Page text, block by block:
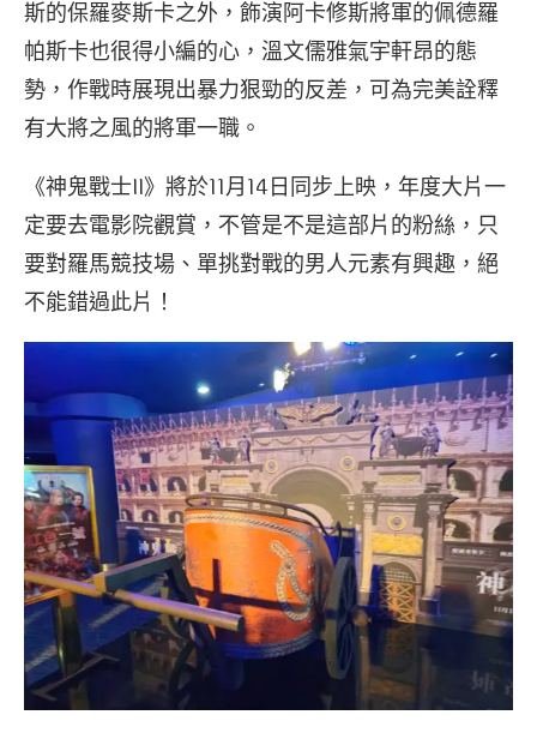
斯的保羅麥斯卡之外，飾演阿卡修斯將軍的佩德羅
帕斯卡也很得小編的心，溫文儒雅氣宇軒昂的態
勢，作戰時展現出暴力狠勁的反差，可為完美詮釋
有大將之風的將軍一職。
《神鬼戰士II》將於11月14日同步上映，年度大片一
定要去電影院觀賞，不管是不是這部片的粉絲，只
要對羅馬競技場、單挑對戰的男人元素有興趣，絕
不能錯過此片！